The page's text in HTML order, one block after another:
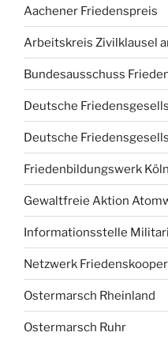
Aachener Friedenspreis
Arbeitskreis Zivilklausel
Bundesausschuss
Deutsche
Deutsche
Friedenbildungswerk Köln
Gewaltfreie Aktion
Informationsstelle
Netzwerk
Ostermarsch Rheinland
Ostermarsch Ruhr